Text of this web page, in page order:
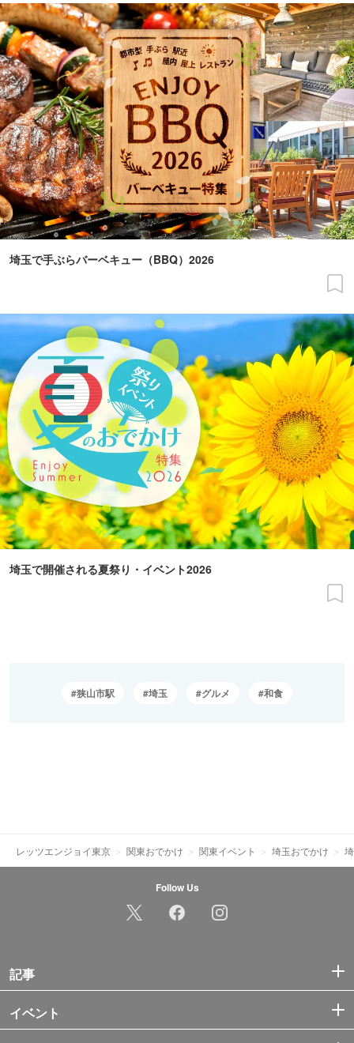
埼玉で手ぶらバーベキュー（BBQ）2026
埼玉で開催される夏祭り・イベント2026
狭山市駅 埼玉 グルメ 和食
レッツエンジョイ東京 関東おでかけ 関東イベント 埼玉おでかけ
Follow Us
記事
イベント